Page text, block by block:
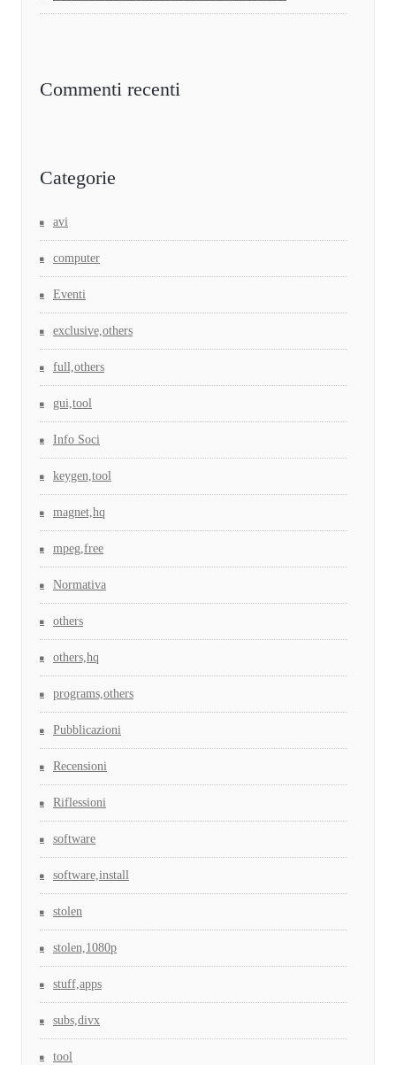
Commenti recenti
Categorie
avi
computer
Eventi
exclusive,others
full,others
gui,tool
Info Soci
keygen,tool
magnet,hq
mpeg,free
Normativa
others
others,hq
programs,others
Pubblicazioni
Recensioni
Riflessioni
software
software,install
stolen
stolen,1080p
stuff,apps
subs,divx
tool